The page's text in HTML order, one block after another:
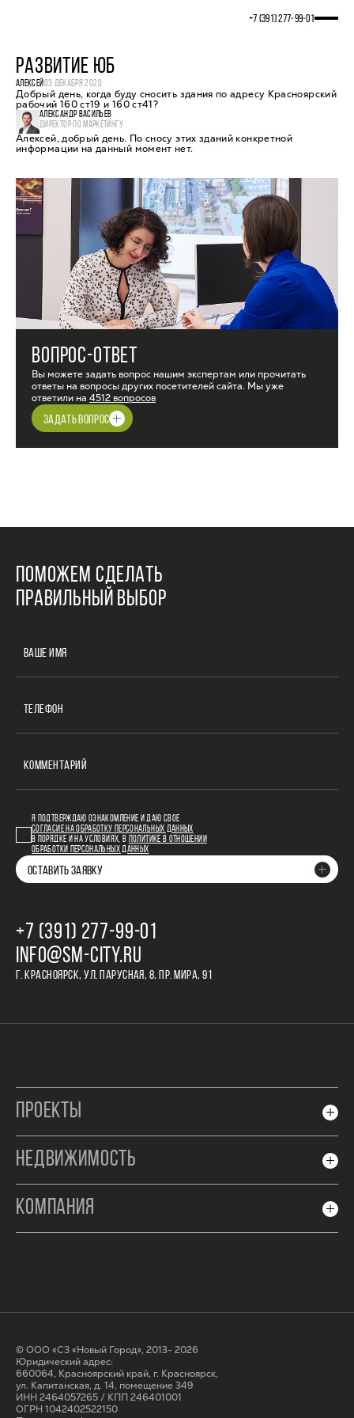
+7 (391) 277‒99‒01
РАЗВИТИЕ ЮБ
АЛЕКСЕЙ03 ДЕКАБРЯ 2020
Добрый день, когда буду сносить здания по адресу Красноярский
рабочий 160 ст19 и 160 ст41?
АЛЕКСАНДР ВАСИЛЬЕВ
ДИРЕКТОР ПО МАРКЕТИНГУ
Алексей, добрый день. По сносу этих зданий конкретной
информации на данный момент нет.
ВОПРОС-ОТВЕТ
Вы можете задать вопрос нашим экспертам или прочитать
ответы на вопросы других посетителей сайта. Мы уже
ответили на 4512 вопросов
ЗАДАТЬ ВОПРОС
ПОМОЖЕМ СДЕЛАТЬ
ПРАВИЛЬНЫЙ ВЫБОР
ВАШЕ ИМЯ
ТЕЛЕФОН
КОММЕНТАРИЙ
Я ПОДТВЕРЖДАЮ ОЗНАКОМЛЕНИЕ И ДАЮ СВОЕ
СОГЛАСИЕ НА ОБРАБОТКУ ПЕРСОНАЛЬНЫХ ДАННЫХ
В ПОРЯДКЕ И НА УСЛОВИЯХ, В
ПОЛИТИКЕ В ОТНОШЕНИИ
ОБРАБОТКИ ПЕРСОНАЛЬНЫХ ДАННЫХ
ОСТАВИТЬ ЗАЯВКУ
+7 (391) 277‒99‒01
INFO@SM-CITY.RU
Г. КРАСНОЯРСК, УЛ. ПАРУСНАЯ, 8, ПР. МИРА, 91
ПРОЕКТЫ
НЕДВИЖИМОСТЬ
КОМПАНИЯ
© ООО «СЗ «Новый Город», 2013- 2026
Юридический адрес:
660064, Красноярский край, г. Красноярск,
ул. Капитанская, д. 14, помещение 349
ИНН 2464057265 / КПП 246401001
ОГРН 1042402522150